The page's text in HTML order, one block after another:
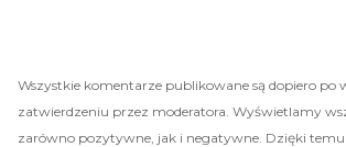
Wszystkie komentarze publikowane są dopiero po
zatwierdzeniu przez moderatora. Wyświetlamy
zarówno pozytywne, jak i negatywne. Dzięki